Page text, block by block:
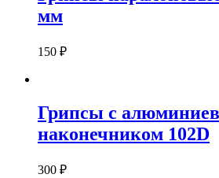
мм
150 ₽
Грипсы с
наконечником 102D
300 ₽